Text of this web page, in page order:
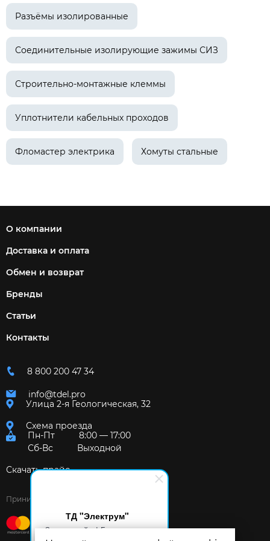
ТД "Электрум"
Здравствуйте! Готов помочь
Разъёмы изолированные
Соединительные изолирующие зажимы СИЗ
Строительно-монтажные клеммы
Уплотнители кабельных проходов
Фломастер электрика Хомуты стальные
О компании
Доставка и оплата
Обмен и возврат
Бренды
Статьи
Контакты
8 800 200 47 34
info@tdel.pro
Улица 2-я Геологическая, 32
Схема проезда
Пн-Пт
8:00 — 17:00
Сб-Вс
Выходной
Скачать прайс
Принимаем к оплате: